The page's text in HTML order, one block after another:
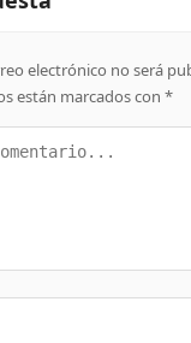
electrónico no será
están marcados con *